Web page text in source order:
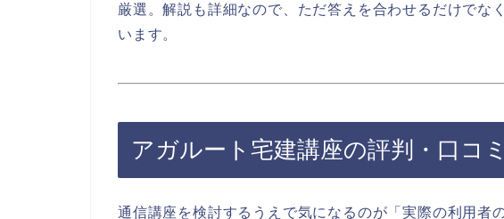
厳選。解説も詳細なので、ただ答えを合わせるだけでな
います。
アガルート宅建講座の評判・口コ
通信講座を検討するうえで気になるのが「実際の利用者